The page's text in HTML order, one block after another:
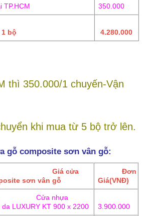
TP.HCM 350.000
bộ 4.280.000
thì 350.000/1 chuyến-Vận
khi mua từ 5 bộ trở lên.
gỗ composite sơn vân gỗ:
cửa
sơn vân gỗ
Đơn
Giá(VNĐ)
nhựa
LUXURY KT 900 x 2200
3.900.000